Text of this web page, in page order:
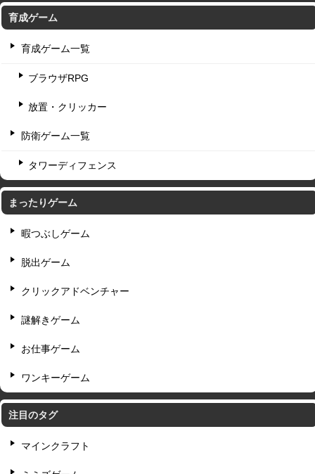
育成ゲーム
育成ゲーム一覧
ブラウザRPG
放置・クリッカー
防衛ゲーム一覧
タワーディフェンス
まったりゲーム
暇つぶしゲーム
脱出ゲーム
クリックアドベンチャー
謎解きゲーム
お仕事ゲーム
ワンキーゲーム
注目のタグ
マインクラフト